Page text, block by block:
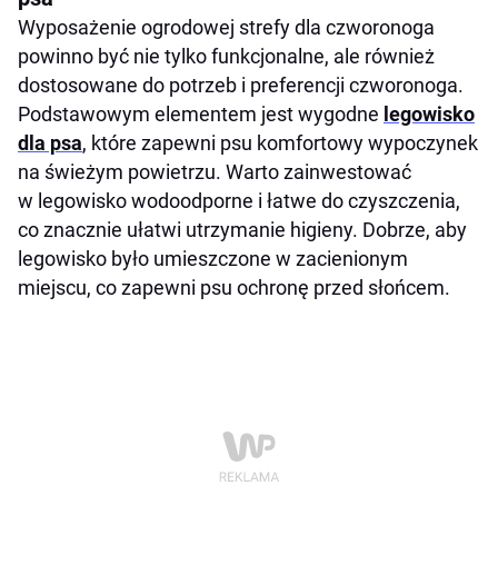
Wyposażenie ogrodowej strefy dla czworonoga
powinno być nie tylko funkcjonalne, ale również
dostosowane do potrzeb i preferencji czworonoga.
Podstawowym elementem jest wygodne legowisko
dla psa, które zapewni psu komfortowy wypoczynek
na świeżym powietrzu. Warto zainwestować
w legowisko wodoodporne i łatwe do czyszczenia,
co znacznie ułatwi utrzymanie higieny. Dobrze, aby
legowisko było umieszczone w zacienionym
miejscu, co zapewni psu ochronę przed słońcem.